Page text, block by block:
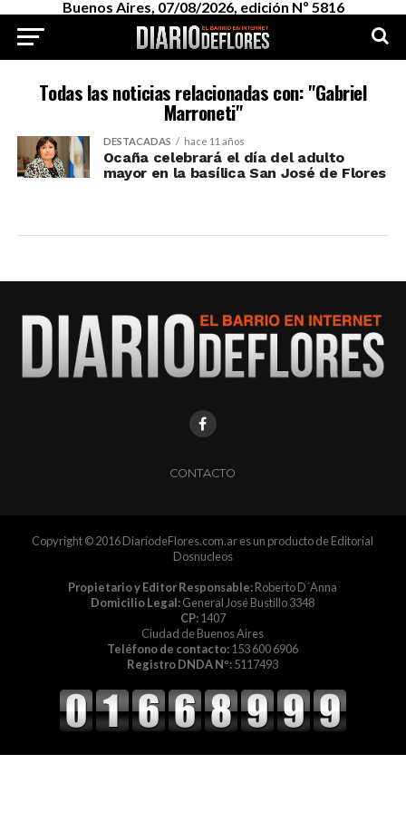
Buenos Aires, 07/08/2026, edición Nº 5816
Todas las noticias relacionadas con: "Gabriel
Marroneti"
DESTACADAS hace 11 años
Ocaña celebrará el día del adulto
mayor en la basílica San José de Flores
CONTACTO
Copyright © 2016 DiariodeFlores.com.ar es un producto de Editorial
Dosnucleos
Propietario y Editor Responsable:Roberto D´Anna
Domicilio Legal:General José Bustillo 3348
CP:1407
Ciudad de Buenos Aires
Teléfono de contacto:153 600 6906
Registro DNDA Nº:5117493